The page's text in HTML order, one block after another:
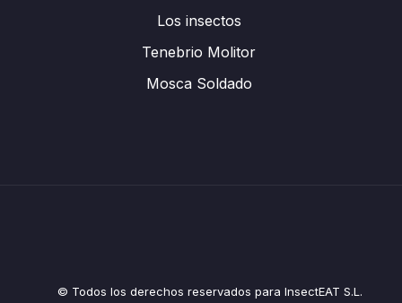
Los insectos
Tenebrio Molitor
Mosca Soldado
© Todos los derechos reservados para InsectEAT S.L.